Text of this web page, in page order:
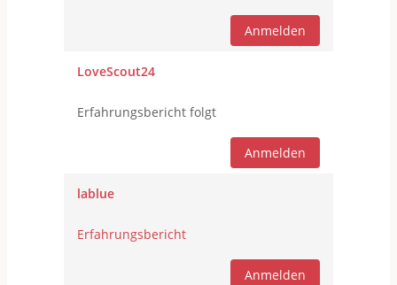
Anmelden
LoveScout24
Erfahrungsbericht folgt
Anmelden
lablue
Erfahrungsbericht
Anmelden